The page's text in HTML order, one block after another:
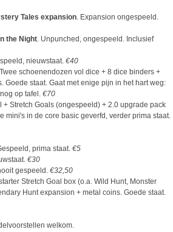
Tales expansion. Expansion ongespeeld.
the Night. Unpunched, ongespeeld. Inclusief
nieuwstaat. €40
schoenendozen vol dice + 8 dice binders +
Goede staat. Gaat met enige pijn in het hart weg:
op tafel. €70
+ Stretch Goals (ongespeeld) + 2.0 upgrade pack
mini's in de core basic geverfd, verder prima staat.
prima staat. €5
€30
gespeeld. €32,50
Stretch Goal box (o.a. Wild Hunt, Monster
Hunt expansion + metal coins. Goede staat.
welkom.